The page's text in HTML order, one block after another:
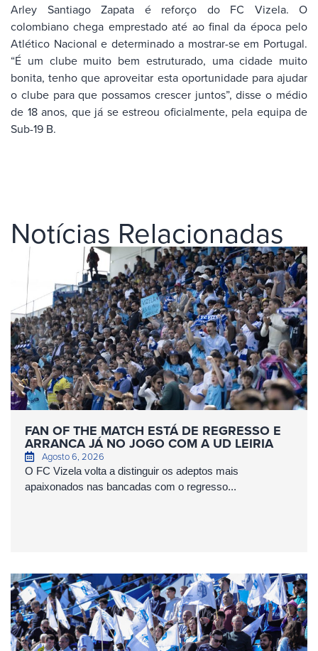
Arley Santiago Zapata é reforço do FC Vizela. O
colombiano chega emprestado até ao final da época pelo
Atlético Nacional e determinado a mostrar-se em Portugal.
“É um clube muito bem estruturado, uma cidade muito
bonita, tenho que aproveitar esta oportunidade para ajudar
o clube para que possamos crescer juntos”, disse o médio
de 18 anos, que já se estreou oficialmente, pela equipa de
Sub-19 B.
Notícias Relacionadas
FAN OF THE MATCH ESTÁ DE REGRESSO E
ARRANCA JÁ NO JOGO COM A UD LEIRIA
Agosto 6, 2026
O FC Vizela volta a distinguir os adeptos mais
apaixonados nas bancadas com o regresso...